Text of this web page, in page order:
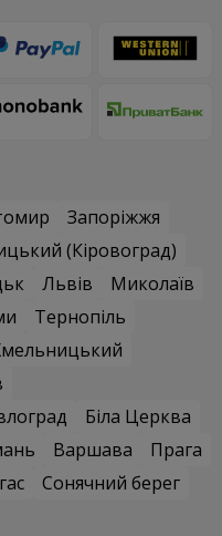
Запоріжжя
(Кіровоград)
Львів
Миколаїв
Тернопіль
Біла Церква
Варшава
Прага
Сонячний берег